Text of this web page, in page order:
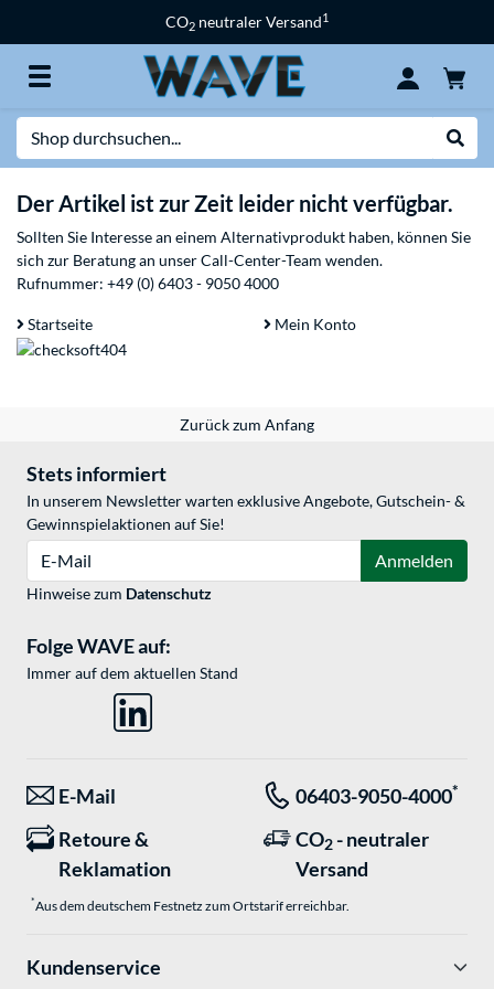
CO2 neutraler Versand1
Der Artikel ist zur Zeit leider nicht verfügbar.
Sollten Sie Interesse an einem Alternativprodukt haben, können Sie
sich zur Beratung an unser Call-Center-Team wenden.
Rufnummer: +49 (0) 6403 - 9050 4000
Startseite Mein Konto
Zurück zum Anfang
Stets informiert
In unserem Newsletter warten exklusive Angebote, Gutschein- &
Gewinnspielaktionen auf Sie!
Anmelden
Hinweise zum Datenschutz
Folge WAVE auf:
Immer auf dem aktuellen Stand
E-Mail 06403-9050-4000*
Retoure &
Reklamation
CO2 - neutraler
Versand
*Aus dem deutschem Festnetz zum Ortstarif erreichbar.
Kundenservice